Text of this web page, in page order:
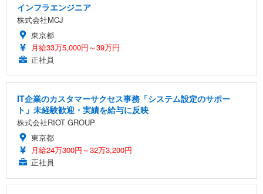
インフラエンジニア
株式会社MCJ
東京都
月給33万5,000円～39万円
正社員
IT企業のカスタマーサクセス事務「システム設定のサポー
ト」未経験歓迎・実績を給与に反映
株式会社RIOT GROUP
東京都
月給24万300円～32万3,200円
正社員